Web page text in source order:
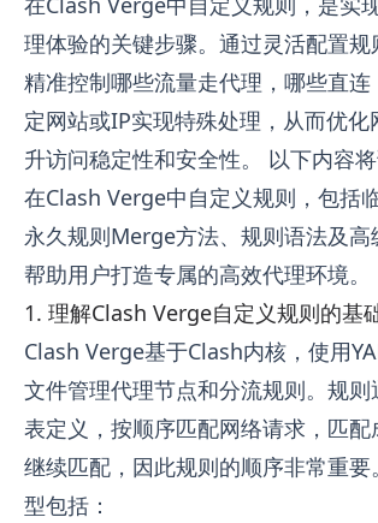
理体验的关键步骤。通过灵活配置规
精准控制哪些流量走代理，哪些直
定网站或IP实现特殊处理，从而优化
升访问稳定性和安全性。 以下内容
在Clash Verge中自定义规则，包括
永久规则Merge方法、规则语法及高
帮助用户打造专属的高效代理环境。
1. 理解Clash Verge自定义规则的基
Clash Verge基于Clash内核，使用
文件管理代理节点和分流规则。规则
表定义，按顺序匹配网络请求，匹配
继续匹配，因此规则的顺序非常重
型包括：